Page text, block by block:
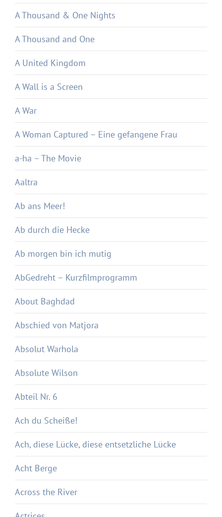
A Thousand & One Nights
A Thousand and One
A United Kingdom
A Wall is a Screen
A War
A Woman Captured – Eine gefangene Frau
a-ha – The Movie
Aaltra
Ab ans Meer!
Ab durch die Hecke
Ab morgen bin ich mutig
AbGedreht – Kurzfilmprogramm
About Baghdad
Abschied von Matjora
Absolut Warhola
Absolute Wilson
Abteil Nr. 6
Ach du Scheiße!
Ach, diese Lücke, diese entsetzliche Lücke
Acht Berge
Across the River